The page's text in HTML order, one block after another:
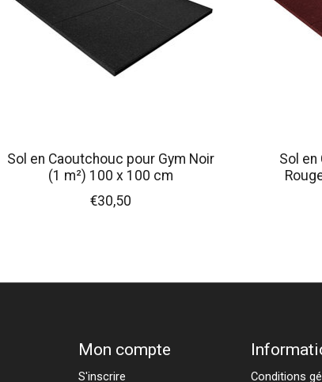
Sol en Caoutchouc pour Gym Noir
(1 m²) 100 x 100 cm
€30,50
Sol en
Mon compte
S'inscrire Conditions